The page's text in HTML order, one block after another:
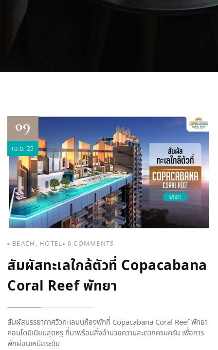
09
เม.ย. 25
BEACH , HOTEL 0 COMMENTS
สัมผัสทะเลใกล้ตัวที่ Copacabana
Coral Reef พัทยา
สัมผัสบรรยากาศวิวทะเลบนห้องพักที่ Copacabana Coral Reef พัทยา
คอนโดมิเนียมสุดหรู ที่มาพร้อมสิ่งอำนวยความสะดวกครบครัน เพื่อการ
พักผ่อนเหนือระดับ